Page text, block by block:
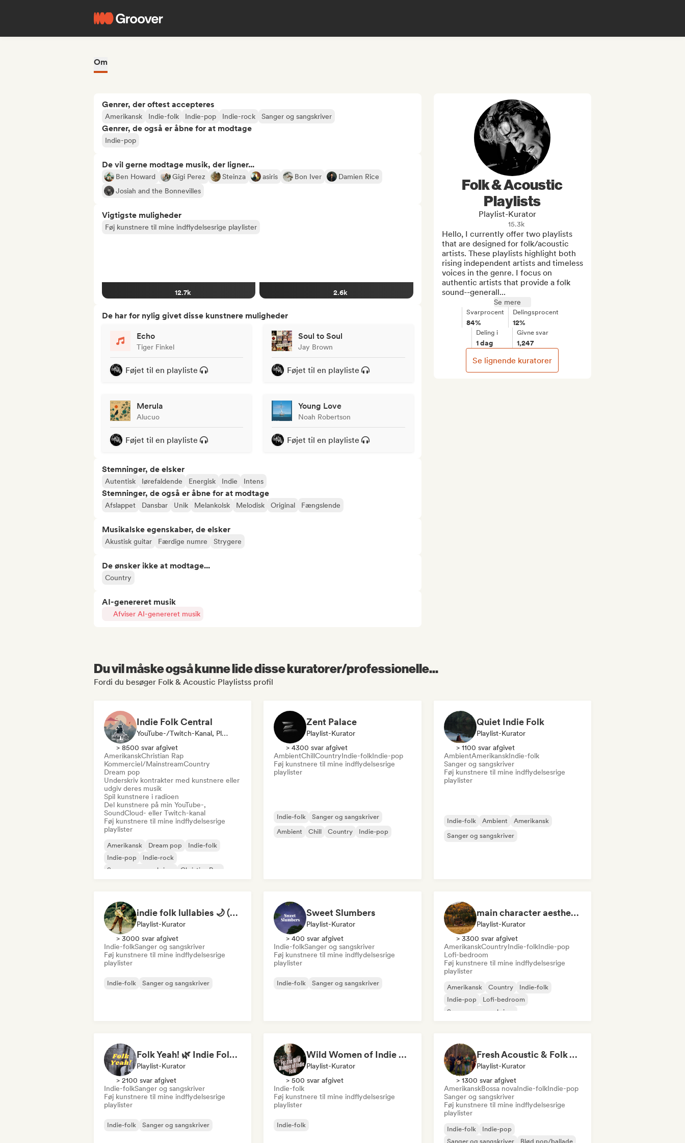
Om
Genrer, der oftest accepteres
Amerikansk Indie-folk Indie-pop Indie-rock Sanger og sangskriver
Genrer, de også er åbne for at modtage
Indie-pop
De vil gerne modtage musik, der ligner...
Ben Howard Gigi Perez Steinza asiris Bon Iver
Damien Rice
Josiah and the Bonnevilles
Vigtigste muligheder
Føj kunstnere til mine indflydelsesrige playlister
12.7k 2.6k
De har for nylig givet disse kunstnere muligheder
Echo
Tiger Finkel
Føjet til en playliste
Soul to Soul
Jay Brown
Føjet til en playliste
Merula
Alucuo
Føjet til en playliste
Young Love
Noah Robertson
Føjet til en playliste
Stemninger, de elsker
Autentisk Iørefaldende Energisk Indie Intens
Stemninger, de også er åbne for at modtage
Afslappet Dansbar Unik Melankolsk Melodisk Original Fængslende
Musikalske egenskaber, de elsker
Akustisk guitar Færdige numre Strygere
De ønsker ikke at modtage...
Country
AI-genereret musik
Afviser AI-genereret musik
Folk & Acoustic
Playlists
Playlist-Kurator
15.3k
Hello, I currently offer two playlists
that are designed for folk/acoustic
artists. These playlists highlight both
rising independent artists and timeless
voices in the genre. I focus on
authentic artists that provide a folk
sound--generall...
Se mere
Svarprocent
84%
Delingsprocent
12%
Deling i
1 dag
Givne svar
1,247
Se lignende kuratorer
Du vil måske også kunne lide disse kuratorer/professionelle...
Fordi du besøger Folk & Acoustic Playlistss profil
Indie Folk Central
YouTube-/Twitch-Kanal, Pladeselskab, Playlist-Kurator, Radio Station
> 8500 svar afgivet
AmerikanskChristian Rap
Kommerciel/MainstreamCountry
Dream pop
Underskriv kontrakter med kunstnere eller
udgiv deres musik
Spil kunstnere i radioen
Del kunstnere på min YouTube-,
SoundCloud- eller Twitch-kanal
Føj kunstnere til mine indflydelsesrige
playlister
Amerikansk Dream pop
Indie-folk
Indie-pop
Indie-rock
Sanger og sangskriver
Christian Rap
Zent Palace
Playlist-Kurator
> 4300 svar afgivet
AmbientChillCountryIndie-folkIndie-pop
Føj kunstnere til mine indflydelsesrige
playlister
Indie-folk
Sanger og sangskriver
Ambient
Chill Country Indie-pop
Quiet Indie Folk
Playlist-Kurator
> 1100 svar afgivet
AmbientAmerikanskIndie-folk
Sanger og sangskriver
Føj kunstnere til mine indflydelsesrige
playlister
Indie-folk Ambient
Amerikansk
Sanger og sangskriver
indie folk lullabies 🌙 (by okay alright)
Playlist-Kurator
> 3000 svar afgivet
Indie-folkSanger og sangskriver
Føj kunstnere til mine indflydelsesrige
playlister
Indie-folk Sanger og sangskriver
Sweet Slumbers
Playlist-Kurator
> 400 svar afgivet
Indie-folkSanger og sangskriver
Føj kunstnere til mine indflydelsesrige
playlister
Indie-folk Sanger og sangskriver
main character aesthetic
Playlist-Kurator
> 3300 svar afgivet
AmerikanskCountryIndie-folkIndie-pop
Lofi-bedroom
Føj kunstnere til mine indflydelsesrige
playlister
Amerikansk Country
Indie-folk
Indie-pop
Lofi-bedroom
Sanger og sangskriver
Folk Yeah! 🌿 Indie Folk, Acoustic & Singer-Songwriter
Playlist-Kurator
> 2100 svar afgivet
Indie-folkSanger og sangskriver
Føj kunstnere til mine indflydelsesrige
playlister
Indie-folk Sanger og sangskriver
Wild Women of Indie Folk 🌿 Singer-Songwriter, Folk & Acoustic
Playlist-Kurator
> 500 svar afgivet
Indie-folk
Føj kunstnere til mine indflydelsesrige
playlister
Indie-folk
Fresh Acoustic & Folk Vibes
Playlist-Kurator
> 1300 svar afgivet
AmerikanskBossa novaIndie-folkIndie-pop
Sanger og sangskriver
Føj kunstnere til mine indflydelsesrige
playlister
Indie-folk
Indie-pop
Sanger og sangskriver
Blød pop/ballade